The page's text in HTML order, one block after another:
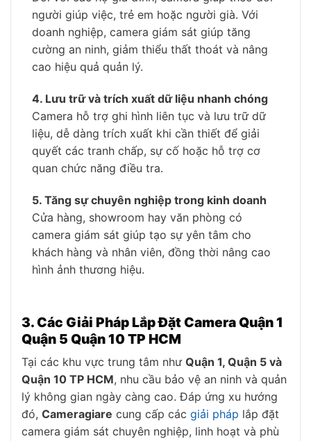
người giúp việc, trẻ em hoặc người già. Với
doanh nghiệp, camera giám sát giúp tăng
cường an ninh, giảm thiểu thất thoát và nâng
cao hiệu quả quản lý.
4. Lưu trữ và trích xuất dữ liệu nhanh chóng
Camera hỗ trợ ghi hình liên tục và lưu trữ dữ
liệu, dễ dàng trích xuất khi cần thiết để giải
quyết các tranh chấp, sự cố hoặc hỗ trợ cơ
quan chức năng điều tra.
5. Tăng sự chuyên nghiệp trong kinh doanh
Cửa hàng, showroom hay văn phòng có
camera giám sát giúp tạo sự yên tâm cho
khách hàng và nhân viên, đồng thời nâng cao
hình ảnh thương hiệu.
3. Các Giải Pháp Lắp Đặt Camera Quận 1
Quận 5 Quận 10 TP HCM
Tại các khu vực trung tâm như Quận 1, Quận 5 và
Quận 10 TP HCM, nhu cầu bảo vệ an ninh và quản
lý không gian ngày càng cao. Đáp ứng xu hướng
đó, Cameragiare cung cấp các giải pháp lắp đặt
camera giám sát chuyên nghiệp, linh hoạt và phù